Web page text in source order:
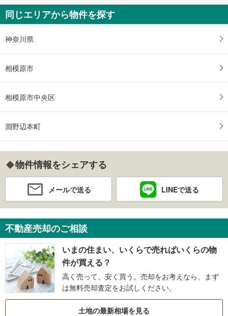
同じエリアから物件を探す
神奈川県
相模原市
相模原市中央区
淵野辺本町
物件情報をシェアする
メールで送る LINEで送る
不動産売却のご相談
いまの住まい、いくらで売ればいくらの物
件が買える？
高く売って、安く買う。売却をお考えなら、まず
は無料売却査定をお試しください。
土地の最新相場を見る